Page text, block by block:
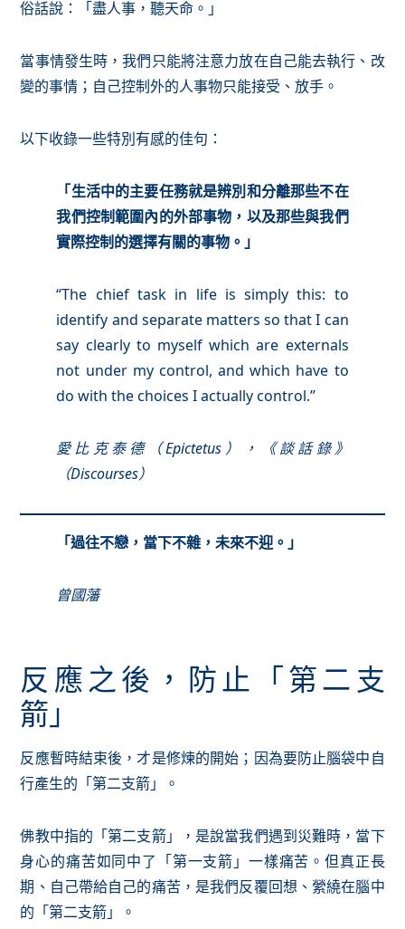
俗話說：「盡人事，聽天命。」
當事情發生時，我們只能將注意力放在自己能去執行、改
變的事情；自己控制外的人事物只能接受、放手。
以下收錄一些特別有感的佳句：
「生活中的主要任務就是辨別和分離那些不在
我們控制範圍內的外部事物，以及那些與我們
實際控制的選擇有關的事物。」
“The chief task in life is simply this: to
identify and separate matters so that I can
say clearly to myself which are externals
not under my control, and which have to
do with the choices I actually control.”
愛比克泰德（Epictetus），《談話錄》
（Discourses）
「過往不戀，當下不雜，未來不迎。」
曾國藩
反應之後，防止「第二支
箭」
反應暫時結束後，才是修煉的開始；因為要防止腦袋中自
行產生的「第二支箭」。
佛教中指的「第二支箭」，是說當我們遇到災難時，當下
身心的痛苦如同中了「第一支箭」一樣痛苦。但真正長
期、自己帶給自己的痛苦，是我們反覆回想、縈繞在腦中
的「第二支箭」。